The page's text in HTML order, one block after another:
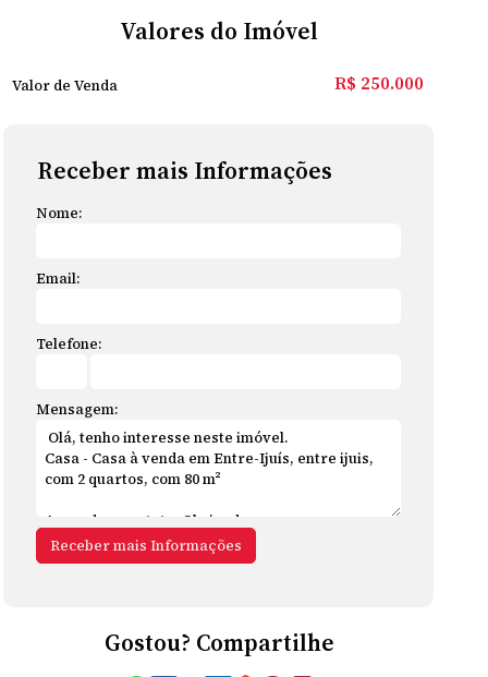
Valores do Imóvel
R$ 250.000
Valor de Venda
Receber mais Informações
Nome:
Email:
Telefone:
Mensagem:
Gostou? Compartilhe